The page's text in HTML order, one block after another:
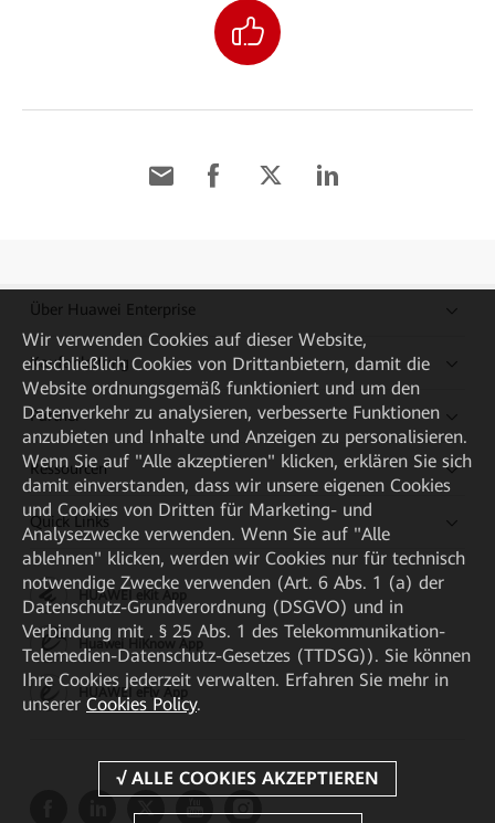
Über Huawei Enterprise
Kaufanleitung
Partner
Ressourcen
Quick Links
HUAWEI eKit App
Huawei HiKnow App
HUAWEI eFly App
Wir verwenden Cookies auf dieser Website,
einschließlich Cookies von Drittanbietern, damit die
Website ordnungsgemäß funktioniert und um den
Datenverkehr zu analysieren, verbesserte Funktionen
anzubieten und Inhalte und Anzeigen zu personalisieren.
Wenn Sie auf "Alle akzeptieren" klicken, erklären Sie sich
damit einverstanden, dass wir unsere eigenen Cookies
und Cookies von Dritten für Marketing- und
Analysezwecke verwenden. Wenn Sie auf "Alle
ablehnen" klicken, werden wir Cookies nur für technisch
notwendige Zwecke verwenden (Art. 6 Abs. 1 (a) der
Datenschutz-Grundverordnung (DSGVO) und in
Verbindung mit . § 25 Abs. 1 des Telekommunikation-
Telemedien-Datenschutz-Gesetzes (TTDSG)). Sie können
Ihre Cookies jederzeit verwalten. Erfahren Sie mehr in
unserer Cookies Policy.